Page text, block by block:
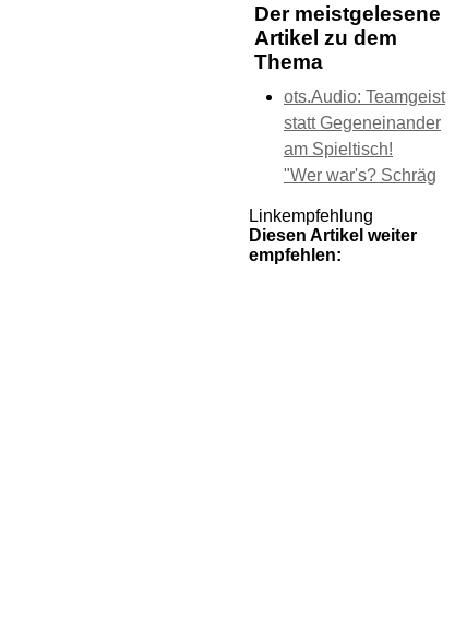
Der meistgelesene
Artikel zu dem
Thema
ots.Audio: Teamgeist
statt Gegeneinander
am Spieltisch!
"Wer war's? Schräg
Linkempfehlung
Diesen Artikel weiter
empfehlen: